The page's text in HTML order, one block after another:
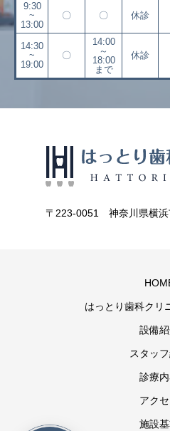
9:30
~
13:00
〇 〇 休診
14:30
~
19:00
〇
14:00
～
18:00
まで
休診
〒223-0051 神奈川県横浜
はっとり歯科クリ
設備
スタッ
診療
アク
施設